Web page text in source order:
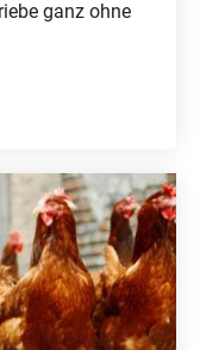
ganz ohne